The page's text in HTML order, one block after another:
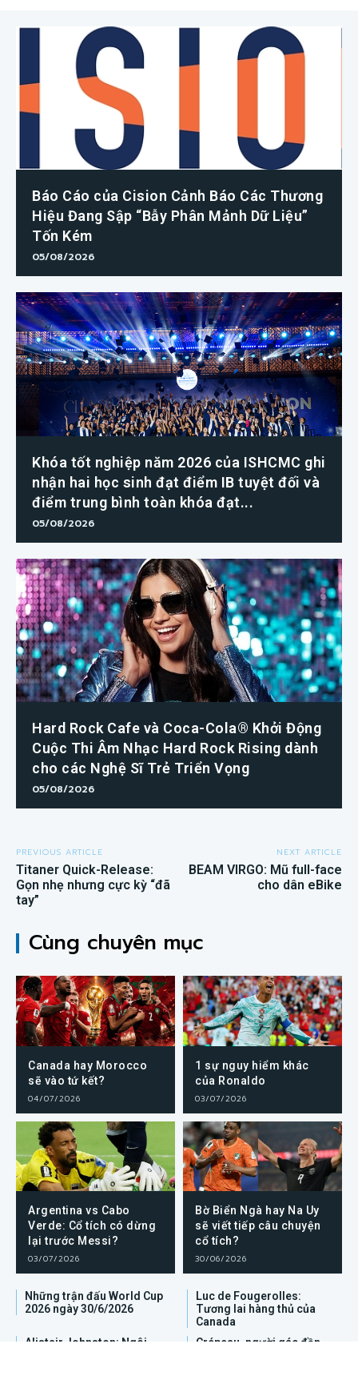
Báo Cáo của Cision Cảnh Báo Các Thương
Hiệu Đang Sập “Bẫy Phân Mảnh Dữ Liệu”
Tốn Kém
05/08/2026
Khóa tốt nghiệp năm 2026 của ISHCMC ghi
nhận hai học sinh đạt điểm IB tuyệt đối và
điểm trung bình toàn khóa đạt...
05/08/2026
Hard Rock Cafe và Coca-Cola® Khởi Động
Cuộc Thi Âm Nhạc Hard Rock Rising dành
cho các Nghệ Sĩ Trẻ Triển Vọng
05/08/2026
PREVIOUS ARTICLE
Titaner Quick-Release:
Gọn nhẹ nhưng cực kỳ “đã
tay”
NEXT ARTICLE
BEAM VIRGO: Mũ full-face
cho dân eBike
Cùng chuyên mục
Canada hay Morocco
sẽ vào tứ kết?
04/07/2026
1 sự nguy hiểm khác
của Ronaldo
03/07/2026
Argentina vs Cabo
Verde: Cổ tích có dừng
lại trước Messi?
03/07/2026
Bờ Biển Ngà hay Na Uy
sẽ viết tiếp câu chuyện
cổ tích?
30/06/2026
Những trận đấu World Cup
2026 ngày 30/6/2026
Luc de Fougerolles:
Tương lai hàng thủ của
Canada
Alistair Johnston: Ngôi
Crépeau, người gác đền